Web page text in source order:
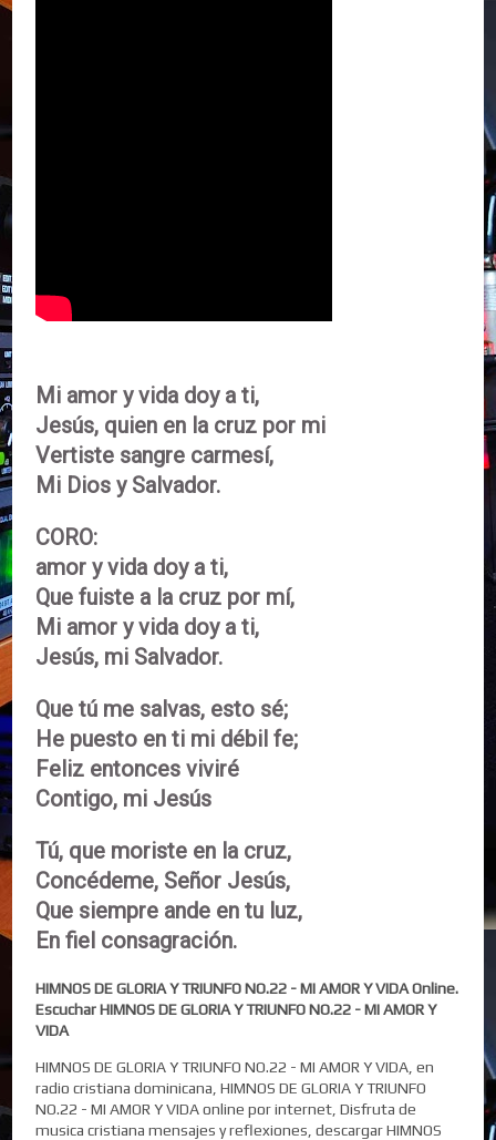
Mi amor y vida doy a ti,
Jesús, quien en la cruz por mi
Vertiste sangre carmesí,
Mi Dios y Salvador.
CORO:
amor y vida doy a ti,
Que fuiste a la cruz por mí,
Mi amor y vida doy a ti,
Jesús, mi Salvador.
Que tú me salvas, esto sé;
He puesto en ti mi débil fe;
Feliz entonces viviré
Contigo, mi Jesús
Tú, que moriste en la cruz,
Concédeme, Señor Jesús,
Que siempre ande en tu luz,
En fiel consagración.
HIMNOS DE GLORIA Y TRIUNFO NO.22 - MI AMOR Y VIDA Online.
Escuchar HIMNOS DE GLORIA Y TRIUNFO NO.22 - MI AMOR Y
VIDA
HIMNOS DE GLORIA Y TRIUNFO NO.22 - MI AMOR Y VIDA, en
radio cristiana dominicana, HIMNOS DE GLORIA Y TRIUNFO
NO.22 - MI AMOR Y VIDA online por internet, Disfruta de
musica cristiana mensajes y reflexiones, descargar HIMNOS